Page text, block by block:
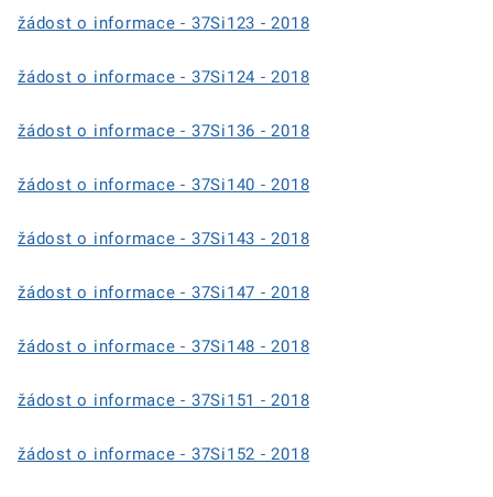
žádost o informace - 37Si123 - 2018
žádost o informace - 37Si124 - 2018
žádost o informace - 37Si136 - 2018
žádost o informace - 37Si140 - 2018
žádost o informace - 37Si143 - 2018
žádost o informace - 37Si147 - 2018
žádost o informace - 37Si148 - 2018
žádost o informace - 37Si151 - 2018
žádost o informace - 37Si152 - 2018